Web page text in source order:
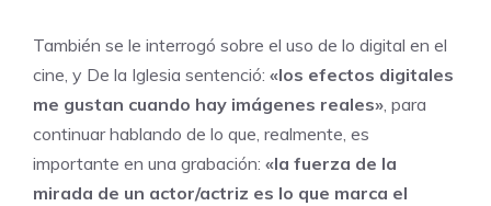
También se le interrogó sobre el uso de lo digital en el
cine, y De la Iglesia sentenció: «los efectos digitales
me gustan cuando hay imágenes reales», para
continuar hablando de lo que, realmente, es
importante en una grabación: «la fuerza de la
mirada de un actor/actriz es lo que marca el